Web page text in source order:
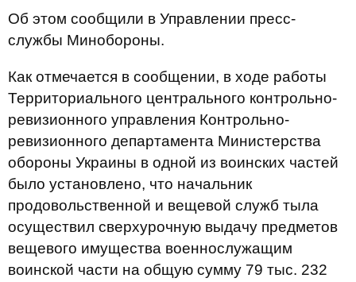
Об этом сообщили в Управлении пресс-
службы Минобороны.
Как отмечается в сообщении, в ходе работы
Территориального центрального контрольно-
ревизионного управления Контрольно-
ревизионного департамента Министерства
обороны Украины в одной из воинских частей
было установлено, что начальник
продовольственной и вещевой служб тыла
осуществил сверхурочную выдачу предметов
вещевого имущества военнослужащим
воинской части на общую сумму 79 тыс. 232